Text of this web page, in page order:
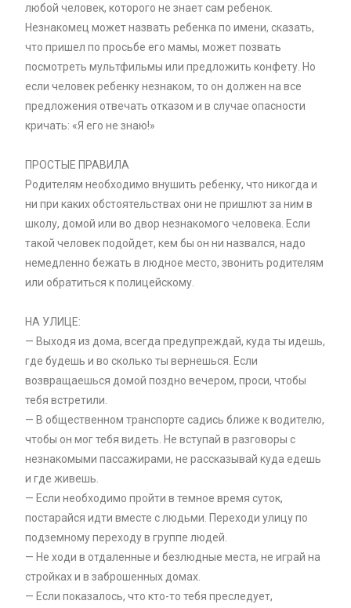
любой человек, которого не знает сам ребенок.
Незнакомец может назвать ребенка по имени, сказать,
что пришел по просьбе его мамы, может позвать
посмотреть мультфильмы или предложить конфету. Но
если человек ребенку незнаком, то он должен на все
предложения отвечать отказом и в случае опасности
кричать: «Я его не знаю!»
ПРОСТЫЕ ПРАВИЛА
Родителям необходимо внушить ребенку, что никогда и
ни при каких обстоятельствах они не пришлют за ним в
школу, домой или во двор незнакомого человека. Если
такой человек подойдет, кем бы он ни назвался, надо
немедленно бежать в людное место, звонить родителям
или обратиться к полицейскому.
НА УЛИЦЕ:
— Выходя из дома, всегда предупреждай, куда ты идешь,
где будешь и во сколько ты вернешься. Если
возвращаешься домой поздно вечером, проси, чтобы
тебя встретили.
— В общественном транспорте садись ближе к водителю,
чтобы он мог тебя видеть. Не вступай в разговоры с
незнакомыми пассажирами, не рассказывай куда едешь
и где живешь.
— Если необходимо пройти в темное время суток,
постарайся идти вместе с людьми. Переходи улицу по
подземному переходу в группе людей.
— Не ходи в отдаленные и безлюдные места, не играй на
стройках и в заброшенных домах.
— Если показалось, что кто-то тебя преследует,